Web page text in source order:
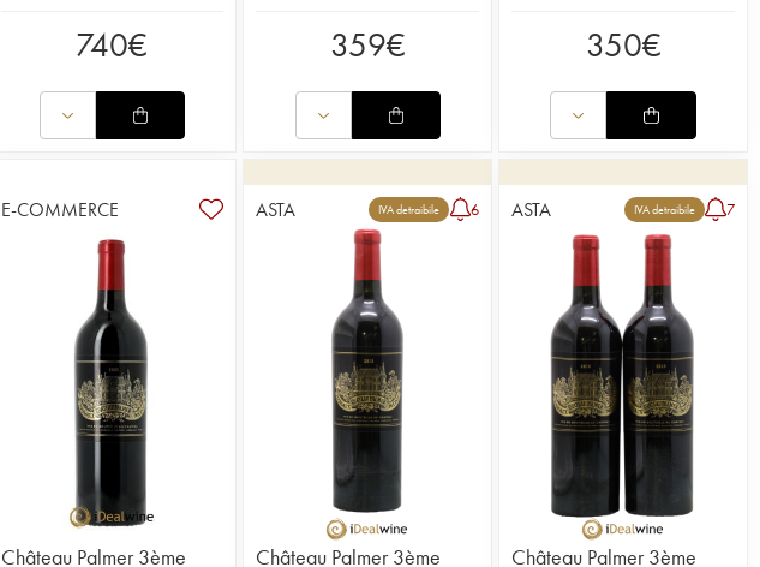
740€ 359€ 350€
E-COMMERCE
Château Palmer 3ème
ASTA IVA detraibile 6
Château Palmer 3ème
ASTA IVA detraibile 7
Château Palmer 3ème